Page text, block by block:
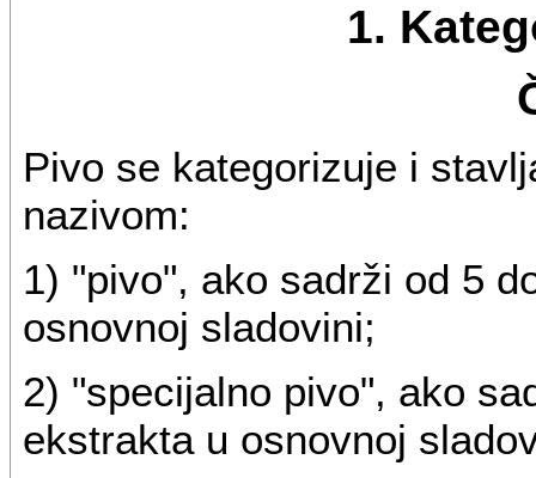
1.
Pivo se kategorizuje i
nazivom:
1) "pivo", ako sadrži od 5
osnovnoj sladovini;
2) "specijalno pivo", ako
ekstrakta u osnovnoj